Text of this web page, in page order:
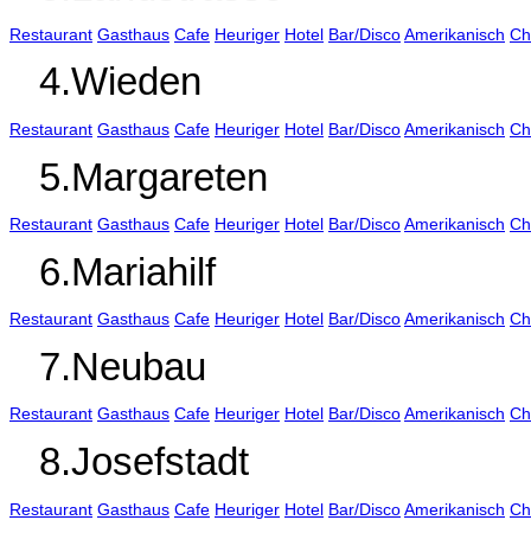
Restaurant Gasthaus Cafe Heuriger Hotel Bar/Disco Amerikanisch
4.Wieden
Restaurant Gasthaus Cafe Heuriger Hotel Bar/Disco Amerikanisch
5.Margareten
Restaurant Gasthaus Cafe Heuriger Hotel Bar/Disco Amerikanisch
6.Mariahilf
Restaurant Gasthaus Cafe Heuriger Hotel Bar/Disco Amerikanisch
7.Neubau
Restaurant Gasthaus Cafe Heuriger Hotel Bar/Disco Amerikanisch
8.Josefstadt
Restaurant Gasthaus Cafe Heuriger Hotel Bar/Disco Amerikanisch